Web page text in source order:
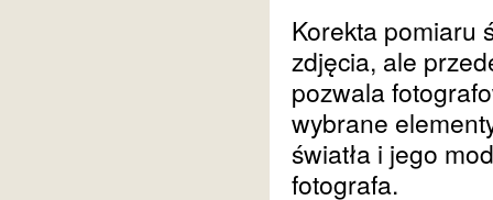
Korekta pomiaru
zdjęcia, ale
pozwala
wybrane
światła i jego
fotografa.